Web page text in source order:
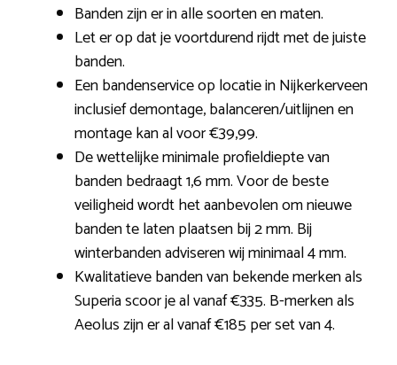
Banden zijn er in alle soorten en maten.
Let er op dat je voortdurend rijdt met de juiste
banden.
Een bandenservice op locatie in Nijkerkerveen
inclusief demontage, balanceren/uitlijnen en
montage kan al voor €39,99.
De wettelijke minimale profieldiepte van
banden bedraagt 1,6 mm. Voor de beste
veiligheid wordt het aanbevolen om nieuwe
banden te laten plaatsen bij 2 mm. Bij
winterbanden adviseren wij minimaal 4 mm.
Kwalitatieve banden van bekende merken als
Superia scoor je al vanaf €335. B-merken als
Aeolus zijn er al vanaf €185 per set van 4.